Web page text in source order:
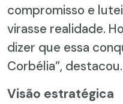
compromisso e
virasse realidade.
dizer que essa
Corbélia”, destacou.
Visão estratégica